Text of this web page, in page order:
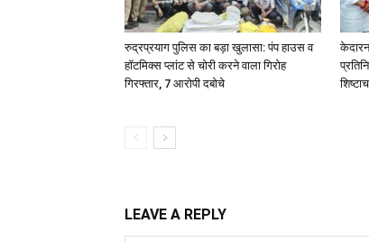
रुद्रप्रयाग पुलिस का बड़ा खुलासा: पंप हाउस व
हॉटमिक्स प्लांट से चोरी करने वाला गिरोह
गिरफ्तार, 7 आरोपी दबोचे
LEAVE A REPLY